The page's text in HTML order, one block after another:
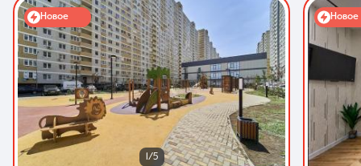
1/5
Новое Новое